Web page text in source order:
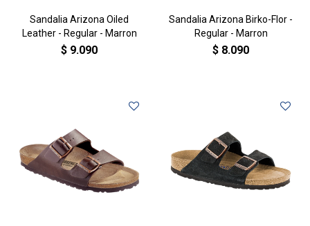
Sandalia Arizona Oiled
Leather - Regular - Marron
$ 9.090
Sandalia Arizona Birko-Flor -
Regular - Marron
$ 8.090